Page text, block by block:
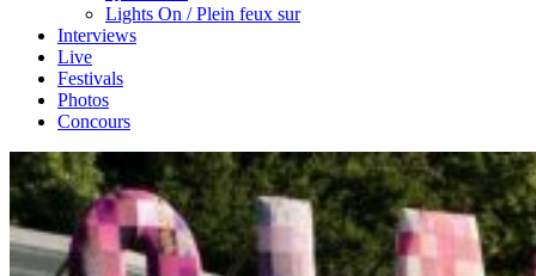
Lights On / Plein feux sur
Interviews
Live
Festivals
Photos
Concours